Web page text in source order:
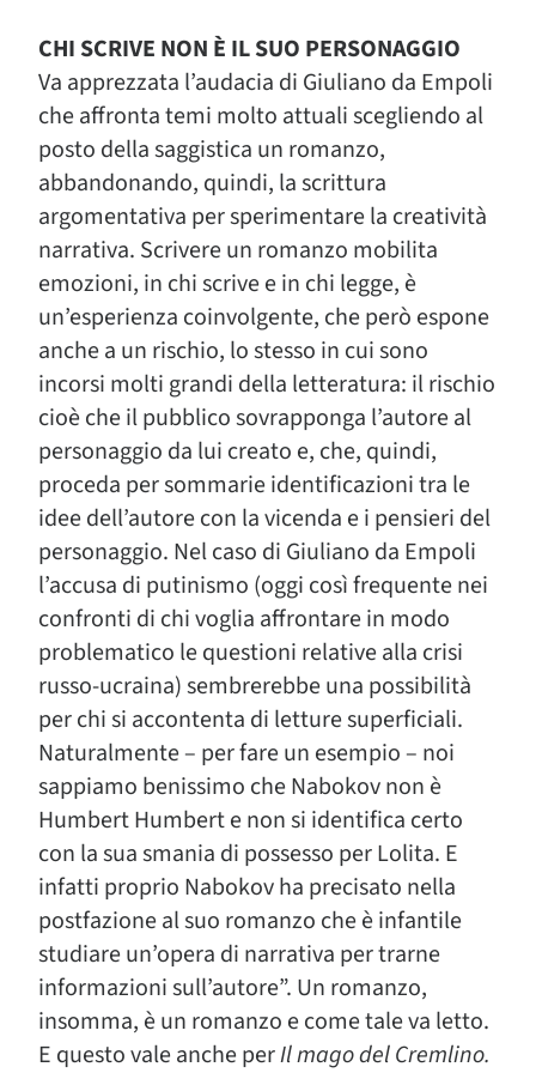
CHI SCRIVE NON È IL SUO PERSONAGGIO
Va apprezzata l’audacia di Giuliano da Empoli
che affronta temi molto attuali scegliendo al
posto della saggistica un romanzo,
abbandonando, quindi, la scrittura
argomentativa per sperimentare la creatività
narrativa. Scrivere un romanzo mobilita
emozioni, in chi scrive e in chi legge, è
un’esperienza coinvolgente, che però espone
anche a un rischio, lo stesso in cui sono
incorsi molti grandi della letteratura: il rischio
cioè che il pubblico sovrapponga l’autore al
personaggio da lui creato e, che, quindi,
proceda per sommarie identificazioni tra le
idee dell’autore con la vicenda e i pensieri del
personaggio. Nel caso di Giuliano da Empoli
l’accusa di putinismo (oggi così frequente nei
confronti di chi voglia affrontare in modo
problematico le questioni relative alla crisi
russo-ucraina) sembrerebbe una possibilità
per chi si accontenta di letture superficiali.
Naturalmente – per fare un esempio – noi
sappiamo benissimo che Nabokov non è
Humbert Humbert e non si identifica certo
con la sua smania di possesso per Lolita. E
infatti proprio Nabokov ha precisato nella
postfazione al suo romanzo che è infantile
studiare un’opera di narrativa per trarne
informazioni sull’autore”. Un romanzo,
insomma, è un romanzo e come tale va letto.
E questo vale anche perIl mago del Cremlino.